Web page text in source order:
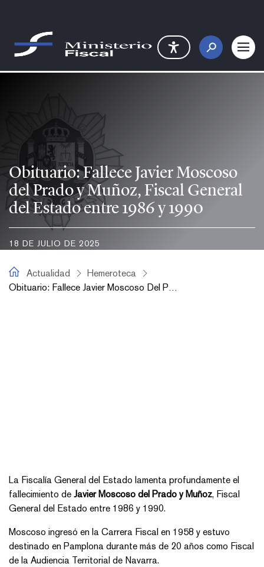
Obituario: Fallece Javier Moscoso
del Prado y Muñoz, Fiscal General
del Estado entre 1986 y 1990
18 DE JULIO DE 2025
fiscal.esActualidad
Hemeroteca
Obituario: Fallece Javier Moscoso Del Prado Y Muñoz, Fiscal General Del Estado Entre 1986 Y 1990
La Fiscalía General del Estado lamenta profundamente el
fallecimiento de Javier Moscoso del Prado y Muñoz, Fiscal
General del Estado entre 1986 y 1990.
Moscoso ingresó en la Carrera Fiscal en 1958 y estuvo
destinado en Pamplona durante más de 20 años como Fiscal
de la Audiencia Territorial de Navarra.